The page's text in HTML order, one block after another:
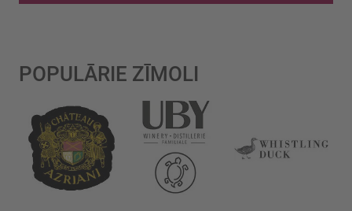
POPULĀRIE ZĪMOLI